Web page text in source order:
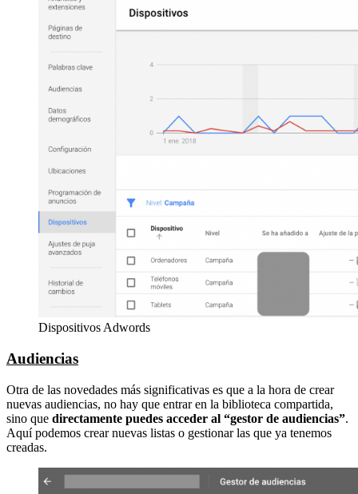
Dispositivos Adwords
Audiencias
Otra de las novedades más significativas es que a la hora de crear
nuevas audiencias, no hay que entrar en la biblioteca compartida,
sino que directamente puedes acceder al “gestor de audiencias”.
Aquí podemos crear nuevas listas o gestionar las que ya tenemos
creadas.